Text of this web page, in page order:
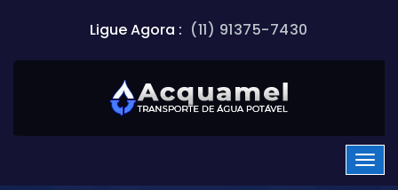
Ligue Agora : (11) 91375-7430